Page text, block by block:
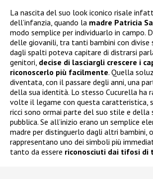
La nascita del suo look iconico risale
dell’infanzia, quando la madre Patricia
modo semplice per individuarlo in campo.
delle giovanili, tra tanti bambini con divise
dagli spalti poteva capitare di distrarsi
genitori, decise di lasciargli crescere i
riconoscerlo più facilmente. Quella
diventata, con il passare degli anni, una
della sua identità. Lo stesso Cucurella ha
volte il legame con questa caratteristica,
ricci sono ormai parte del suo stile e della
pubblica. Se all’inizio erano un semplice
madre per distinguerlo dagli altri bambini,
rappresentano uno dei simboli più
tanto da essere riconosciuti dai tifosi di